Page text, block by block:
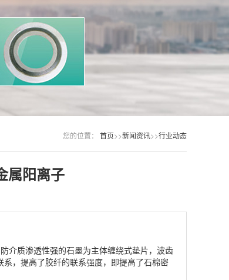
您的位置： 首页>>新闻资讯>>行业动态
属阳离子
介质渗透性强的石墨为主体缠绕式垫片，波齿
，提高了胶纤的联系强度，即提高了石棉密